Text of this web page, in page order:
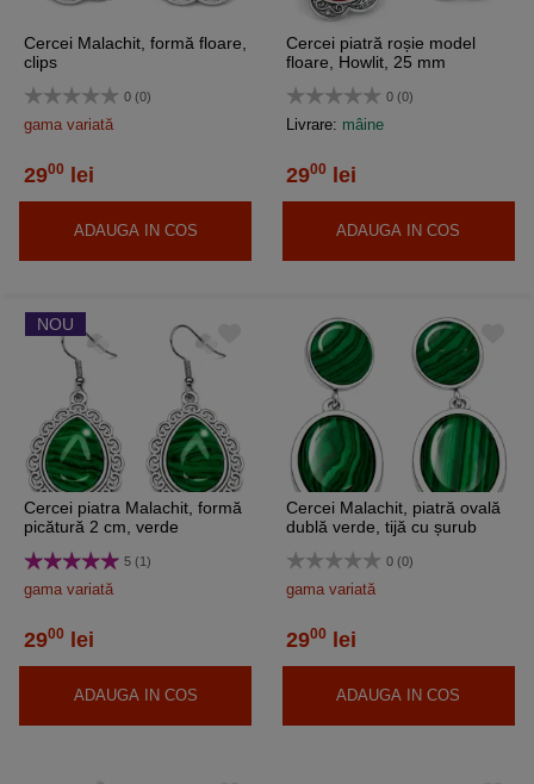
Cercei Malachit, formă floare,
clips
0 (0)
gama variată
2900 lei
ADAUGA IN COS
Cercei piatră roșie model
floare, Howlit, 25 mm
0 (0)
Livrare: mâine
2900 lei
ADAUGA IN COS
NOU
Cercei piatra Malachit, formă
picătură 2 cm, verde
5 (1)
gama variată
2900 lei
ADAUGA IN COS
Cercei Malachit, piatră ovală
dublă verde, tijă cu șurub
0 (0)
gama variată
2900 lei
ADAUGA IN COS